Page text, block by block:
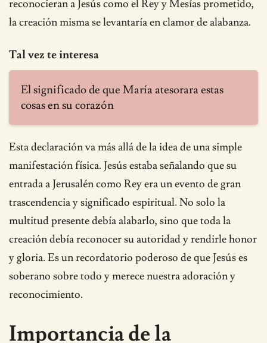
reconocieran a Jesús como el Rey y Mesías prometido,
la creación misma se levantaría en clamor de alabanza.
Tal vez te interesa
El significado de que María atesorara estas
cosas en su corazón
Esta declaración va más allá de la idea de una simple
manifestación física. Jesús estaba señalando que su
entrada a Jerusalén como Rey era un evento de gran
trascendencia y significado espiritual. No solo la
multitud presente debía alabarlo, sino que toda la
creación debía reconocer su autoridad y rendirle honor
y gloria. Es un recordatorio poderoso de que Jesús es
soberano sobre todo y merece nuestra adoración y
reconocimiento.
Importancia de la